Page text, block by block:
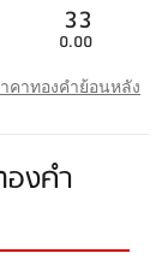
33
0.00
คาทองคำย้อนหลัง
งคำ